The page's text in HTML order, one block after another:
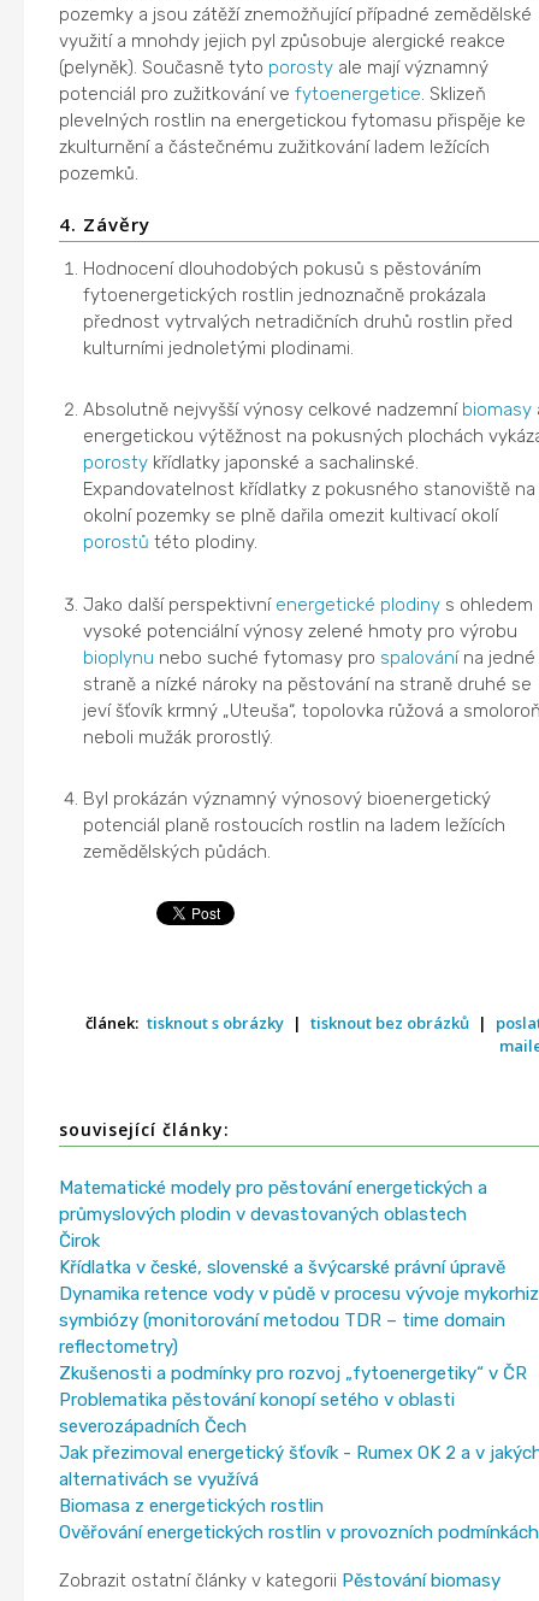
pozemky a jsou zátěží znemožňující případné zemědělské
využití a mnohdy jejich pyl způsobuje alergické reakce
(pelyněk). Současně tyto porostyale mají významný
potenciál pro zužitkování ve fytoenergetice. Sklizeň
plevelných rostlin na energetickou fytomasu přispěje ke
zkulturnění a částečnému zužitkování ladem ležících
pozemků.
4. Závěry
Hodnocení dlouhodobých pokusů s pěstováním
fytoenergetických rostlin jednoznačně prokázala
přednost vytrvalých netradičních druhů rostlin před
kulturními jednoletými plodinami.
Absolutně nejvyšší výnosy celkové nadzemní biomasy
energetickou výtěžnost na pokusných plochách
porostykřídlatky japonské a sachalinské.
Expandovatelnost křídlatky z pokusného stanoviště na
okolní pozemky se plně dařila omezit kultivací okolí
porostů této plodiny.
Jako další perspektivní energetické plodinys ohledem
vysoké potenciální výnosy zelené hmoty pro výrobu
bioplynu nebo suché fytomasy pro spalovánína jedné
straně a nízké nároky na pěstování na straně druhé se
jeví šťovík krmný „Uteuša“, topolovka růžová a
neboli mužák prorostlý.
Byl prokázán významný výnosový bioenergetický
potenciál planě rostoucích rostlin na ladem ležících
zemědělských půdách.
článek: tisknout s obrázky | tisknout bez obrázků |
související články:
Matematické modely pro pěstování energetických a
průmyslových plodin v devastovaných oblastech
Čirok
Křídlatka v české, slovenské a švýcarské právní úpravě
Dynamika retence vody v půdě v procesu vývoje
symbiózy (monitorování metodou TDR – time domain
reflectometry)
Zkušenosti a podmínky pro rozvoj „fytoenergetiky“ v ČR
Problematika pěstování konopí setého v oblasti
severozápadních Čech
Jak přezimoval energetický šťovík - Rumex OK 2 a v
alternativách se využívá
Biomasa z energetických rostlin
Ověřování energetických rostlin v provozních podmínkách
Zobrazit ostatní články v kategorii Pěstování biomasy